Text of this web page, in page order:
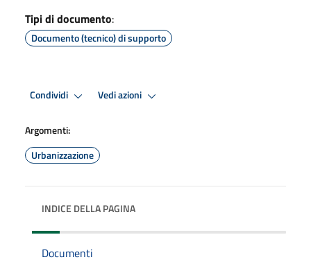
Tipi di documento:
Documento (tecnico) di supporto
Condividi Vedi azioni
Argomenti:
Urbanizzazione
INDICE DELLA PAGINA
Documenti